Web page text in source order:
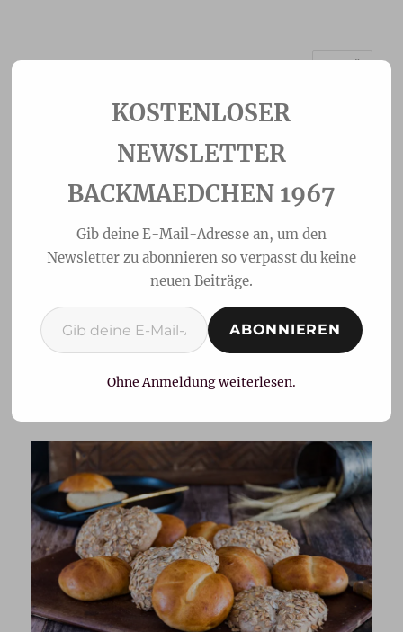
Schweizer Weggli –
Klassisch und
Dinkelvollkorn
NEWSLETTER
BACKMAEDCHEN 1967
Gib deine E-Mail-Adresse an, um den
Newsletter zu abonnieren so verpasst du keine
neuen Beiträge.
Gib deine E-Mail-Adresse ein ...
ABONNIEREN
Ohne Anmeldung weiterlesen.